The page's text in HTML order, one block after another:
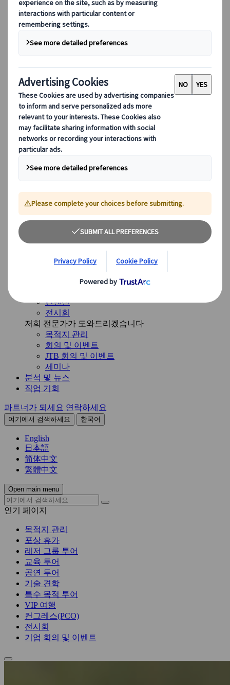
귀하의 지역 전문가인 Kuoni Tumlare와 함께 전 세계 여
행 정보를 살펴보세요. 귀하의 고유한 여행 요구 사항에
맞춰 엄선된 여행 일정을 제공합니다.
모든 여행지 둘러보기
가장 많이 방문한 목적지
스위스
프랑스
이탈리아
스페인
영국
비유럽 목적지
일본
미국
캐나다
호주
다양한 솔루션을 살펴보고, 여정 전반에 걸쳐 여러분을
안내할 준비가 된 전문 사업부를 만나보세요.
레저 여행 그룹
기업 회의 및 이벤트
컨벤션
전시회
저희 전문가가 도와드리겠습니다
목적지 관리
회의 및 이벤트
JTB 회의 및 이벤트
세미나
분석 및 뉴스
직업 기회
파트너가 되세요 연락하세요
여기에서 검색하세요 한국어
English
日本語
简体中文
繁體中文
Open main menu
인기 페이지
목적지 관리
포상 휴가
레저 그룹 투어
교육 투어
공연 투어
기술 견학
특수 목적 투어
VIP 여행
컨그레스(PCO)
전시회
기업 회의 및 이벤트